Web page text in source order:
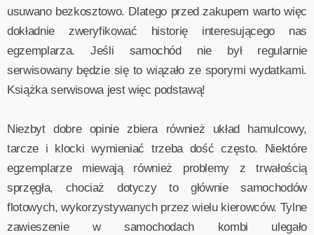
usuwano bezkosztowo. Dlatego przed zakupem warto więc
dokładnie zweryfikować historię interesującego nas
egzemplarza. Jeśli samochód nie był regularnie
serwisowany będzie się to wiązało ze sporymi wydatkami.
Książka serwisowa jest więc podstawą!
Niezbyt dobre opinie zbiera również układ hamulcowy,
tarcze i klocki wymieniać trzeba dość często. Niektóre
egzemplarze miewają również problemy z trwałością
sprzęgła, chociaż dotyczy to głównie samochodów
flotowych, wykorzystywanych przez wielu kierowców. Tylne
zawieszenie w samochodach kombi ulegało